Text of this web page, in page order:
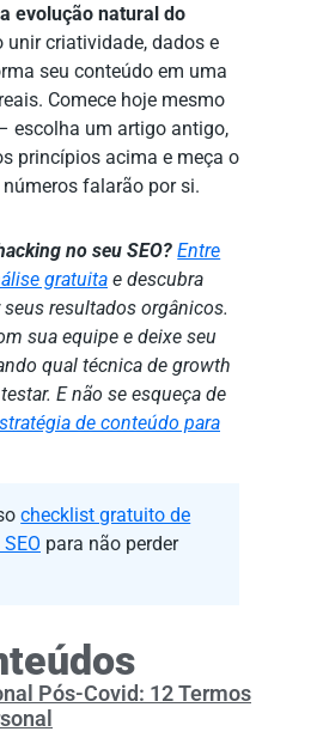
evolução natural do
unir criatividade, dados e
seu conteúdo em uma
Comece hoje mesmo
escolha um artigo antigo,
princípios acima e meça o
falarão por si.
no seu SEO? Entre
gratuita e descubra
resultados orgânicos.
sua equipe e deixe seu
qual técnica de growth
E não se esqueça de
de conteúdo para
checklist gratuito de
para não perder
Pós-Covid: 12 Termos